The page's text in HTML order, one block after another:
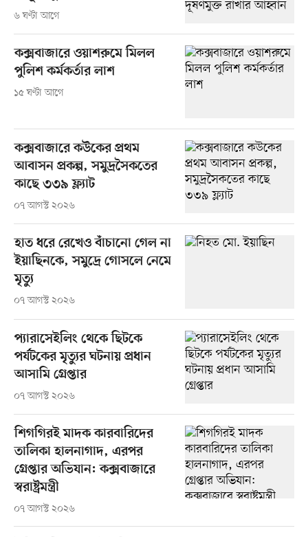
৬ ঘণ্টা আগে
কক্সবাজারে ওয়াশরুমে মিলল
পুলিশ কর্মকর্তার লাশ
১৫ ঘণ্টা আগে
কক্সবাজারে কউকের প্রথম
আবাসন প্রকল্প, সমুদ্রসৈকতের
কাছে ৩৩৯ ফ্ল্যাট
০৭ আগস্ট ২০২৬
হাত ধরে রেখেও বাঁচানো গেল না
ইয়াছিনকে, সমুদ্রে গোসলে নেমে
মৃত্যু
০৭ আগস্ট ২০২৬
প্যারাসেইলিং থেকে ছিটকে
পর্যটকের মৃত্যুর ঘটনায় প্রধান
আসামি গ্রেপ্তার
০৭ আগস্ট ২০২৬
শিগগিরই মাদক কারবারিদের
তালিকা হালনাগাদ, এরপর
গ্রেপ্তার অভিযান: কক্সবাজারে
স্বরাষ্ট্রমন্ত্রী
০৭ আগস্ট ২০২৬